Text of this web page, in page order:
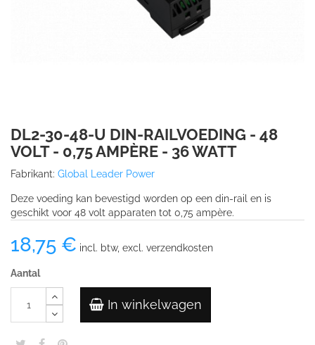
DL2-30-48-U DIN-RAILVOEDING - 48
VOLT - 0,75 AMPÈRE - 36 WATT
Fabrikant: Global Leader Power
Deze voeding kan bevestigd worden op een din-rail en is
geschikt voor 48 volt apparaten tot 0,75 ampère.
18,75 € incl. btw, excl. verzendkosten
Aantal
In winkelwagen